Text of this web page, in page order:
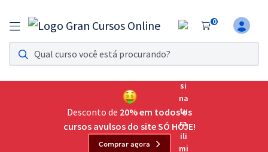
0
Assinatura Ilimitada 11
Acesso a todos os cursos. Teste grátis por 7 dias!
Assinatura OAB Até Passar
Acesso ilimitado a toda preparação para o Exame da
Desconto de 20% em todos os
cursos avulsos do site SÓ HOJE!
Comprar agora